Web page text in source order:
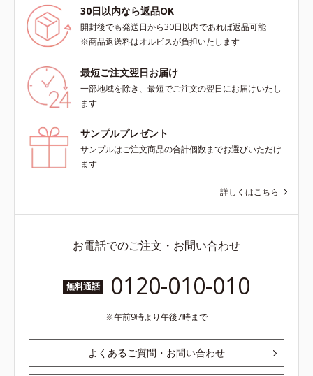
肌）M＝しっとりタイプ（普通肌～
乾性肌）*1 シミ・ソバカスが肌表
面にあらわれること*2 メラニンの
生成を抑え、シミ・ソバカスを防ぐ
*3 うるおいにより透明感のある肌
*4 日本化粧品業界で初めてメラニ
ンの第三のルートに着目し、日本放
射線影響学会第53回大会で2010年
おいによる*6 メラノサイトまで*7
L-アスコルビン酸 2-グルコシド*8
L-アスコルビン酸 2-グルコシド、パ
明肌を叶えます。L＝さっぱりタイ
プ（脂性肌～普通肌）M＝しっとり
タイプ（普通肌～乾性肌）*1 シ
こと*2 メラニンの生成を抑え、シ
ミ・ソバカスを防ぐ*3 うるおいに
表したこと*5 うるおいによる*6 メ
酸 2-グルコシド*8 L-アスコルビン
酸 2-グルコシド、パウダルコ樹皮エ
キス、油溶性甘草エキス（2）*9 乾
30日以内なら返品OK
開封後でも発送日から30日以内であれば返品可能
※商品返送料はオルビスが負担いたします
最短ご注文翌日お届け
一部地域を除き、最短でご注文の翌日にお届けいたし
ます
サンプルプレゼント
サンプルはご注文商品の合計個数までお選びいただけ
ます
詳しくはこちら
お電話でのご注文・お問い合わせ
無料通話 0120-010-010
午前9時より午後7時まで
よくあるご質問・お問い合わせ